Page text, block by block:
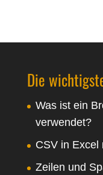
Die
Was ist ein
verwendet?
CSV in Excel
Zeilen und